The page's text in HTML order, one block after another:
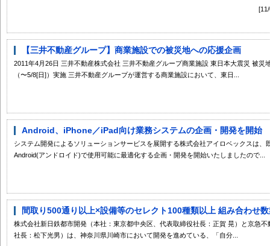
【三井不動産グループ】商業施設での被災地への応援企画
2011年4月26日 三井不動産株式会社 三井不動産グループ商業施設 東日本大震災 被災
（〜5/8[日]）実施 三井不動産グループが運営する商業施設において、東日...
Android、iPhone／iPad向け業務システムの企画・開発を開始
システム開発によるソリューションサービスを展開する株式会社アイロベックスは、
Android(アンドロイド)で使用可能に最適化する企画・開発を開始いたしましたので...
間取り500通り以上×設備等のセレクト100種類以上 組み合わせ
株式会社新日鉄都市開発（本社：東京都中央区、代表取締役社長：正賀 晃）と京急
社長：松下光男）は、神奈川県川崎市において開発を進めている、「自分...